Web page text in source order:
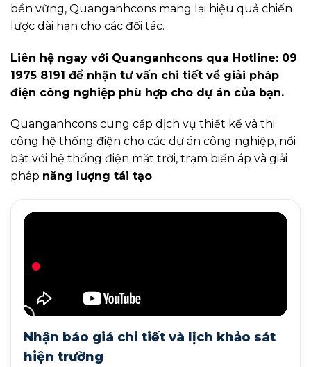
bền vững, Quanganhcons mang lại hiệu quả chiến
lược dài hạn cho các đối tác.
Liên hệ ngay với Quanganhcons qua Hotline: 09
1975 8191 để nhận tư vấn chi tiết về giải pháp
điện công nghiệp phù hợp cho dự án của bạn.
Quanganhcons cung cấp dịch vụ thiết kế và thi
công hệ thống điện cho các dự án công nghiệp, nổi
bật với hệ thống điện mặt trời, trạm biến áp và giải
pháp năng lượng tái tạo.
Nhận báo giá chi tiết và lịch khảo sát
hiện trường